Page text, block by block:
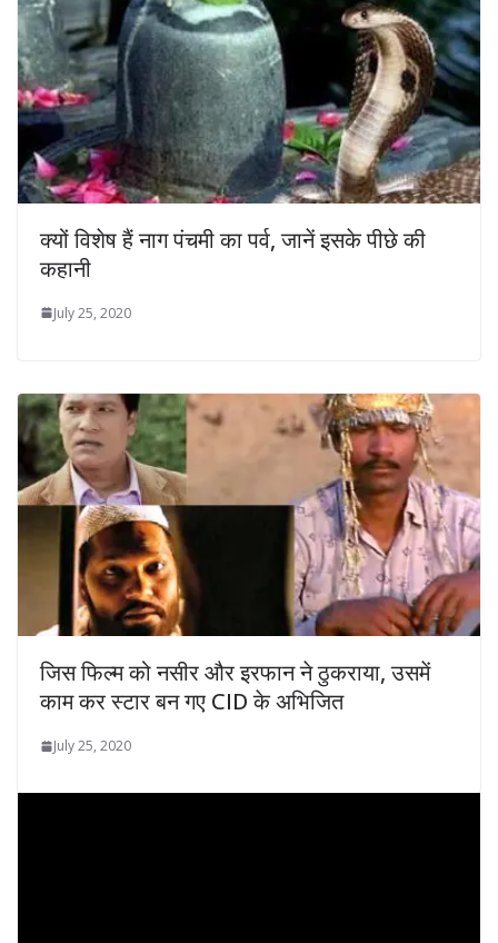
क्यों विशेष हैं नाग पंचमी का पर्व, जानें इसके पीछे की
कहानी
July 25, 2020
जिस फिल्म को नसीर और इरफान ने ठुकराया, उसमें
काम कर स्टार बन गए CID के अभिजित
July 25, 2020